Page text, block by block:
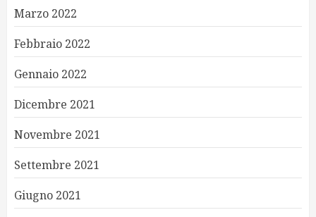
Marzo 2022
Febbraio 2022
Gennaio 2022
Dicembre 2021
Novembre 2021
Settembre 2021
Giugno 2021